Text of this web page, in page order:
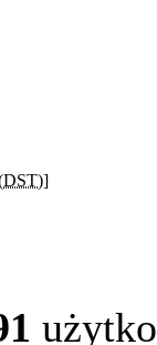
]